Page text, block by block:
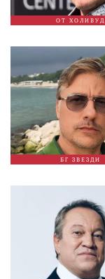
ОТ ХОЛИВУД
БГ ЗВЕЗДИ